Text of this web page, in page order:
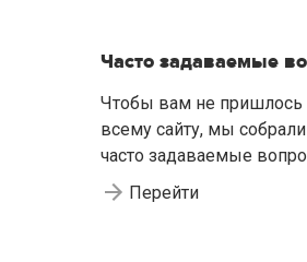
Часто задаваемые
Чтобы вам не
всему сайту, мы
часто задаваемые
Перейти